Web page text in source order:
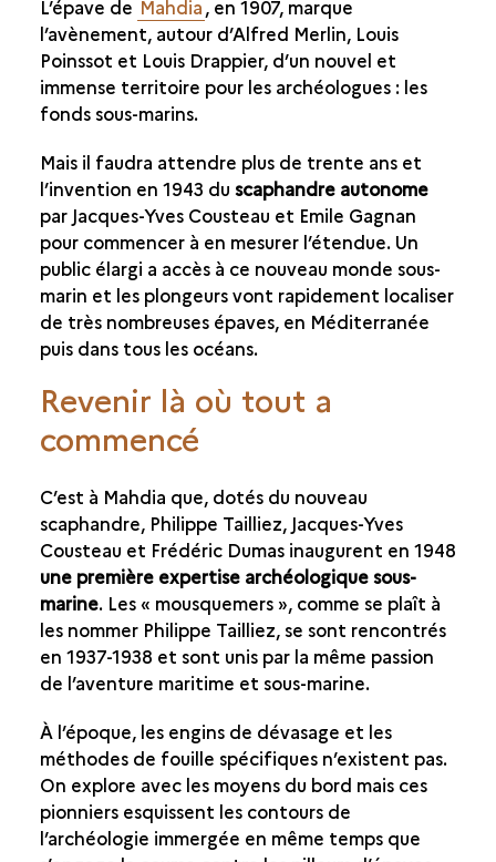
UNE FOUILLE-ÉCOLE : LA MADRAGUE DE GIENS
L’épave de Mahdia, en 1907, marque
l’avènement, autour d’Alfred Merlin, Louis
Poinssot et Louis Drappier, d’un nouvel et
immense territoire pour les archéologues : les
fonds sous-marins.
Mais il faudra attendre plus de trente ans et
l’invention en 1943 du scaphandre autonome
par Jacques-Yves Cousteau et Emile Gagnan
pour commencer à en mesurer l’étendue. Un
public élargi a accès à ce nouveau monde sous-
marin et les plongeurs vont rapidement localiser
de très nombreuses épaves, en Méditerranée
puis dans tous les océans.
Revenir là où tout a
commencé
C’est à Mahdia que, dotés du nouveau
scaphandre, Philippe Tailliez, Jacques-Yves
Cousteau et Frédéric Dumas inaugurent en 1948
une première expertise archéologique sous-
marine. Les « mousquemers », comme se plaît à
les nommer Philippe Tailliez, se sont rencontrés
en 1937-1938 et sont unis par la même passion
de l’aventure maritime et sous-marine.
À l’époque, les engins de dévasage et les
méthodes de fouille spécifiques n’existent pas.
On explore avec les moyens du bord mais ces
pionniers esquissent les contours de
l’archéologie immergée en même temps que